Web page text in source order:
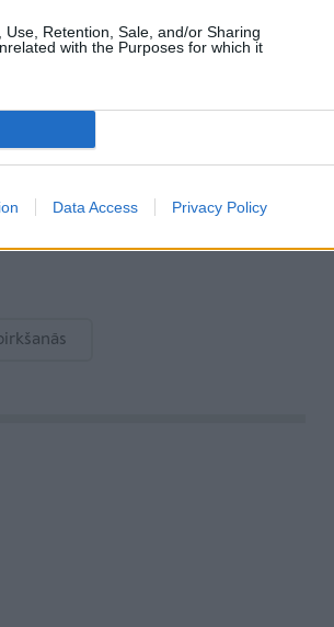
Retention, Sale, and/or Sharing
with the Purposes for which it
Data Access Privacy Policy
padomi: Kā prātīgi
produktus, kuriem
derīguma termiņa